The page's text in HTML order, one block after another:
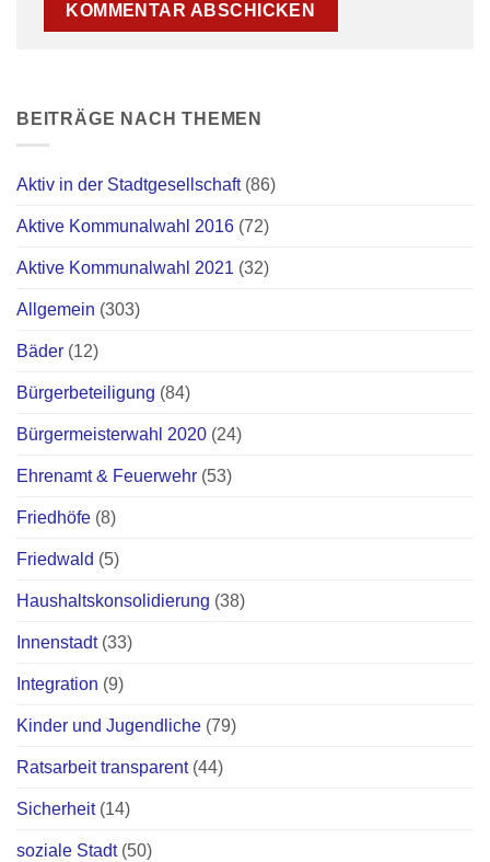
BEITRÄGE NACH THEMEN
Aktiv in der Stadtgesellschaft(86)
Aktive Kommunalwahl 2016 (72)
Aktive Kommunalwahl 2021 (32)
Allgemein (303)
Bäder (12)
Bürgerbeteiligung (84)
Bürgermeisterwahl 2020 (24)
Ehrenamt & Feuerwehr (53)
Friedhöfe (8)
Friedwald (5)
Haushaltskonsolidierung (38)
Innenstadt(33)
Integration (9)
Kinder und Jugendliche (79)
Ratsarbeit transparent(44)
Sicherheit(14)
soziale Stadt(50)